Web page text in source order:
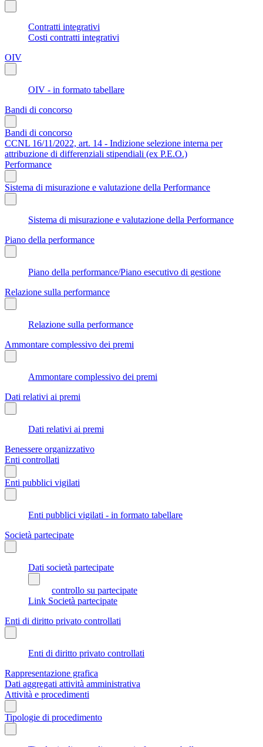
Contratti integrativi
Costi contratti integrativi
OIV
OIV - in formato tabellare
Bandi di concorso
Bandi di concorso
CCNL 16/11/2022, art. 14 - Indizione selezione interna per
attribuzione di differenziali stipendiali (ex P.E.O.)
Performance
Sistema di misurazione e valutazione della Performance
Sistema di misurazione e valutazione della Performance
Piano della performance
Piano della performance/Piano esecutivo di gestione
Relazione sulla performance
Relazione sulla performance
Ammontare complessivo dei premi
Ammontare complessivo dei premi
Dati relativi ai premi
Dati relativi ai premi
Benessere organizzativo
Enti controllati
Enti pubblici vigilati
Enti pubblici vigilati - in formato tabellare
Società partecipate
Dati società partecipate
controllo su partecipate
Link Società partecipate
Enti di diritto privato controllati
Enti di diritto privato controllati
Rappresentazione grafica
Dati aggregati attività amministrativa
Attività e procedimenti
Tipologie di procedimento